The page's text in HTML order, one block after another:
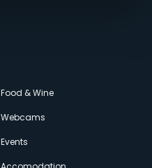
Food & Wine
Webcams
Events